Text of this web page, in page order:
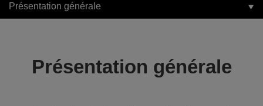
Présentation générale
Présentation générale